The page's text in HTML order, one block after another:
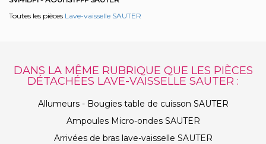
Toutes les pièces Lave-vaisselle SAUTER
DANS LA MÊME RUBRIQUE QUE LES PIÈCES
DÉTACHÉES LAVE-VAISSELLE SAUTER :
Allumeurs - Bougies table de cuisson SAUTER
Ampoules Micro-ondes SAUTER
Arrivées de bras lave-vaisselle SAUTER